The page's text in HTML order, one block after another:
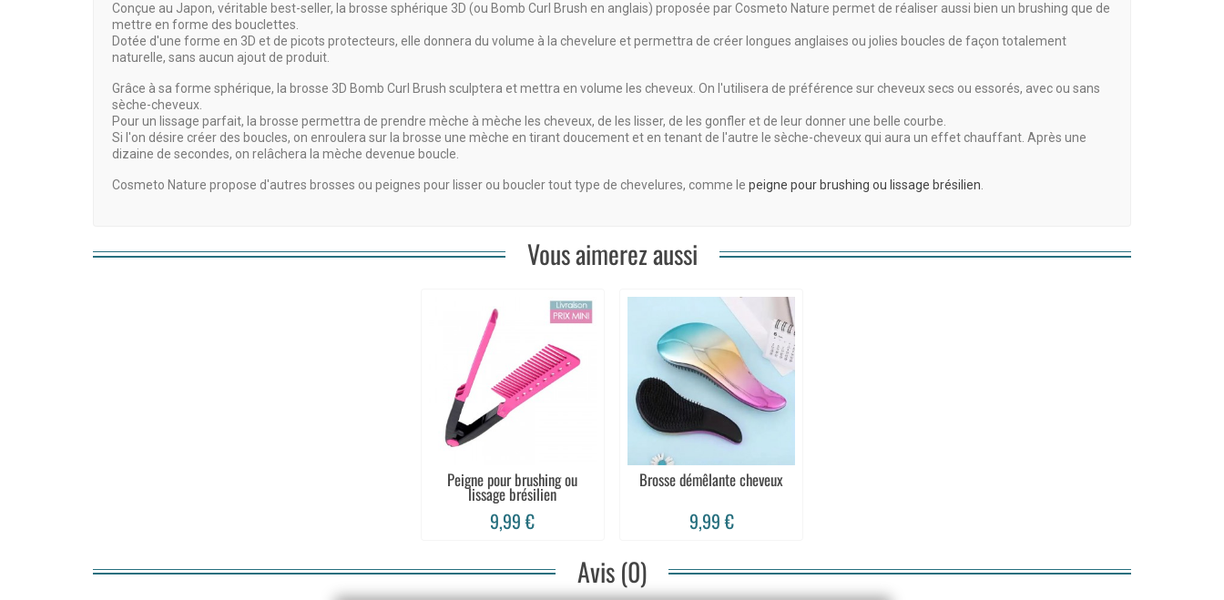
Conçue au Japon, véritable best-seller, la brosse sphérique 3D (ou Bomb Curl Brush en anglais) proposée par Cosmeto Nature permet de réaliser aussi bien un brushing que de
mettre en forme des bouclettes.
Dotée d'une forme en 3D et de picots protecteurs, elle donnera du volume à la chevelure et permettra de créer longues anglaises ou jolies boucles de façon totalement
naturelle, sans aucun ajout de produit.
Grâce à sa forme sphérique, la brosse 3D Bomb Curl Brush sculptera et mettra en volume les cheveux. On l'utilisera de préférence sur cheveuxsecs ou essorés, avec ou sans
sèche-cheveux.
Pour un lissage parfait, la brosse permettra de prendre mèche à mèche les cheveux, de les lisser, de les gonfler et de leur donner une belle courbe.
Si l'on désire créer des boucles, on enroulera sur la brosse une mèche en tirant doucement et en tenant de l'autre le sèche-cheveux qui aura un effet chauffant. Après une
dizaine de secondes, on relâchera la mèche devenue boucle.
Cosmeto Nature propose d'autres brosses ou peignes pour lisser ou boucler tout type de chevelures, comme le peigne pour brushing ou lissage brésilien.
Vous aimerez aussi
Peigne pour brushing ou
lissage brésilien
9,99 €
Brosse démêlante cheveux
9,99 €
Avis (0)